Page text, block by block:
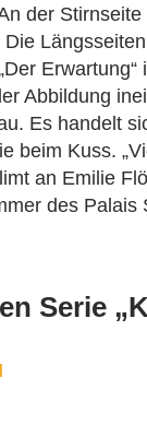
der
Abbildung
Es handelt
beim Kuss.
an Emilie
des Palais
Serie